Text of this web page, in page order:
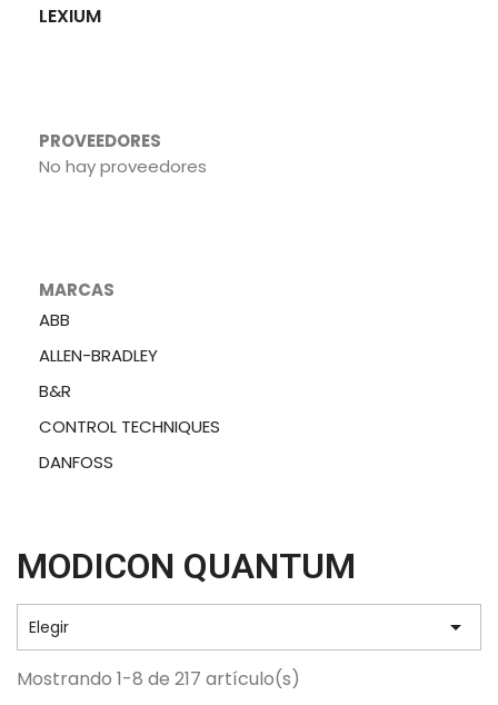
LEXIUM
PROVEEDORES
No hay proveedores
MARCAS
ABB
ALLEN-BRADLEY
B&R
CONTROL TECHNIQUES
DANFOSS
MODICON QUANTUM
Elegir 
Mostrando 1-8 de 217 artículo(s)